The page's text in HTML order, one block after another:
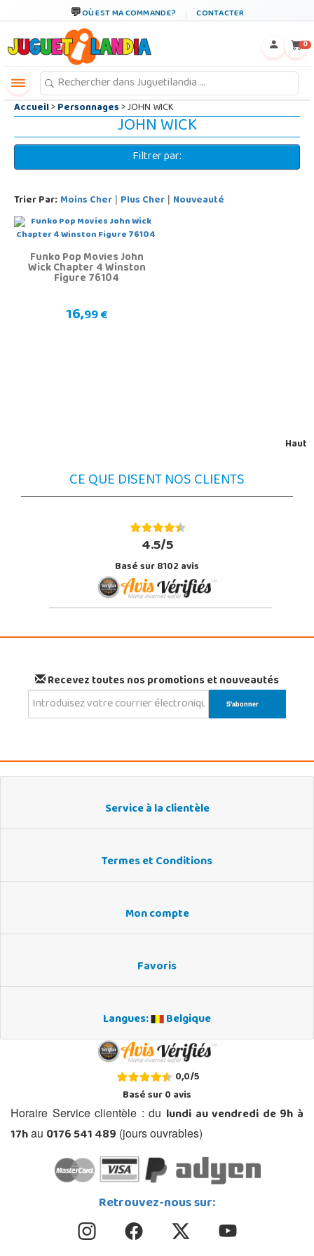
OÙ EST MA COMMANDE? CONTACTER
0
Accueil>Personnages> JOHN WICK
JOHN WICK
Filtrer par:
Trier Par: Moins Cher | Plus Cher | Nouveauté
Funko Pop Movies John
Wick Chapter 4 Winston
Figure 76104
16,99 €
Haut
CE QUE DISENT NOS CLIENTS
4.5/5
Basé sur 8102 avis
Recevez toutes nos promotions et nouveautés
Service à la clientèle
Termes et Conditions
Mon compte
Favoris
Langues: Belgique
0,0/5
Basé sur0avis
Horaire Service clientèle : du lundi au vendredi de 9h à
17hau 0176 541 489 (jours ouvrables)
Retrouvez-nous sur: